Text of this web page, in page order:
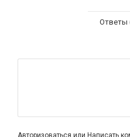
Ответы
Авторизоваться или Написать